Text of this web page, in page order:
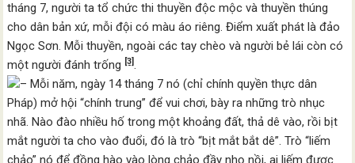
tháng 7, người ta tổ chức thi thuyền độc mộc và thuyền thúng
cho dân bản xứ, mỗi đội có màu áo riêng. Điểm xuất phát là đảo
Ngọc Sơn. Mỗi thuyền, ngoài các tay chèo và người bẻ lái còn có
một người đánh trống
[3].
– Mỗi năm, ngày 14 tháng 7 nó (chỉ chính quyền thực dân
Pháp) mở hội “chính trung” để vui chơi, bày ra những trò nhục
nhã. Nào đào nhiều hố trong một khoảng đất, thả dê vào, rồi bịt
mắt người ta cho vào đuổi, đó là trò “bịt mắt bắt dê”. Trò “liếm
chảo” nó để đồng hào vào lòng chảo đầy nhọ nồi, ai liếm được